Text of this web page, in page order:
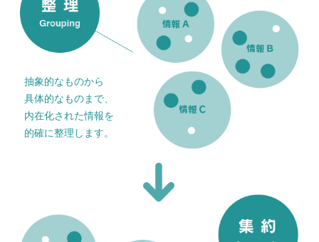
抽象的なものから
具体的なものまで、
内在化された情報を
的確に整理します。